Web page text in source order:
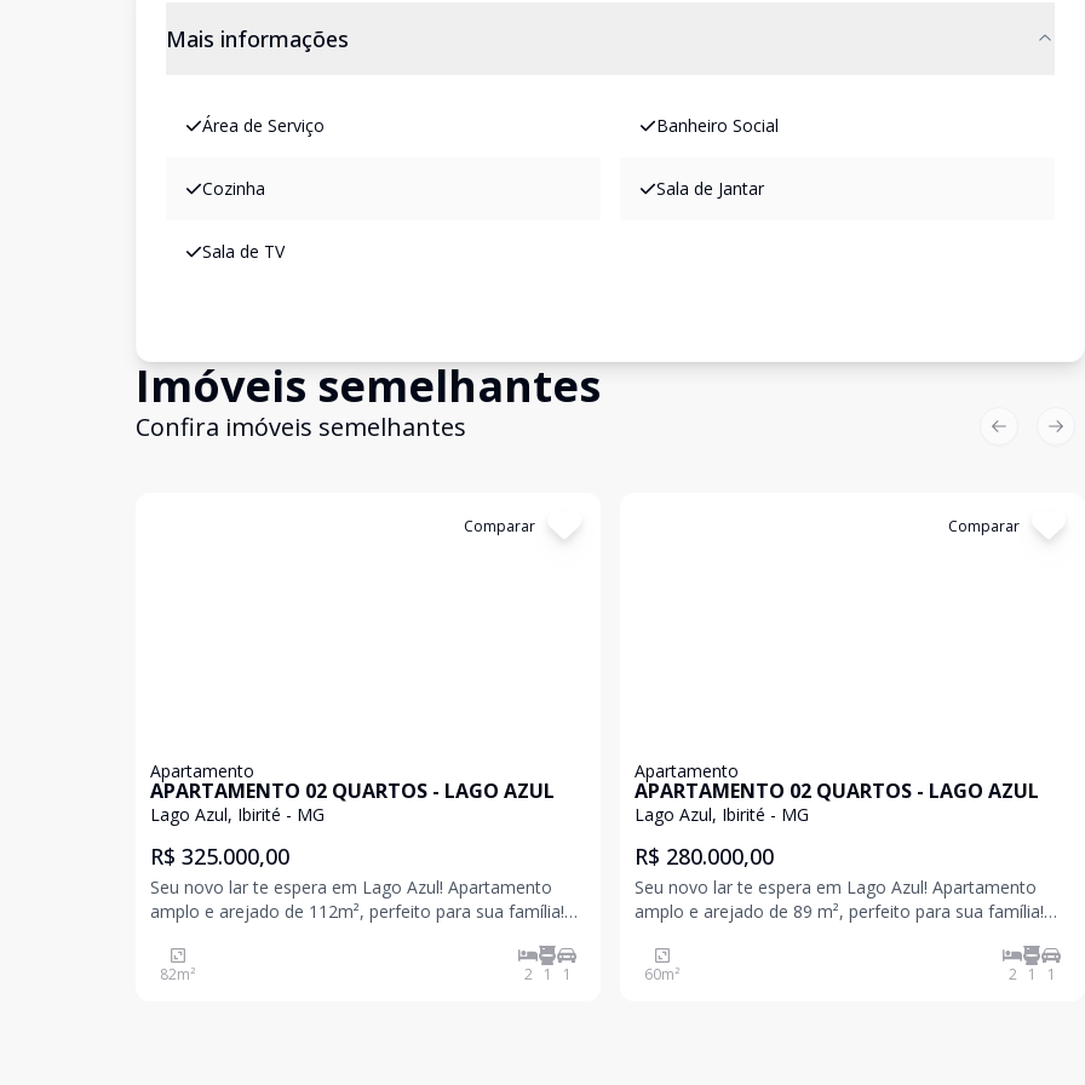
Mais informações
Área de Serviço Banheiro Social
Cozinha Sala de Jantar
Sala de TV
Imóveis semelhantes
Confira imóveis semelhantes
Comparar
Apartamento
APARTAMENTO 02 QUARTOS - LAGO AZUL
Lago Azul, Ibirité - MG
R$ 325.000,00
Seu novo lar te espera em Lago Azul! Apartamento
amplo e arejado de 112m², perfeito para sua família!
de garagem, você terá todo o conforto e praticidade
82m² 2 1 1
Comparar
Apartamento
APARTAMENTO 02 QUARTOS - LAGO AZUL
Lago Azul, Ibirité - MG
R$ 280.000,00
Seu novo lar te espera em Lago Azul! Apartamento
amplo e arejado de 89 m², perfeito para sua família!
de garagem, você terá todo o conforto e praticidade
60m² 2 1 1
Previous